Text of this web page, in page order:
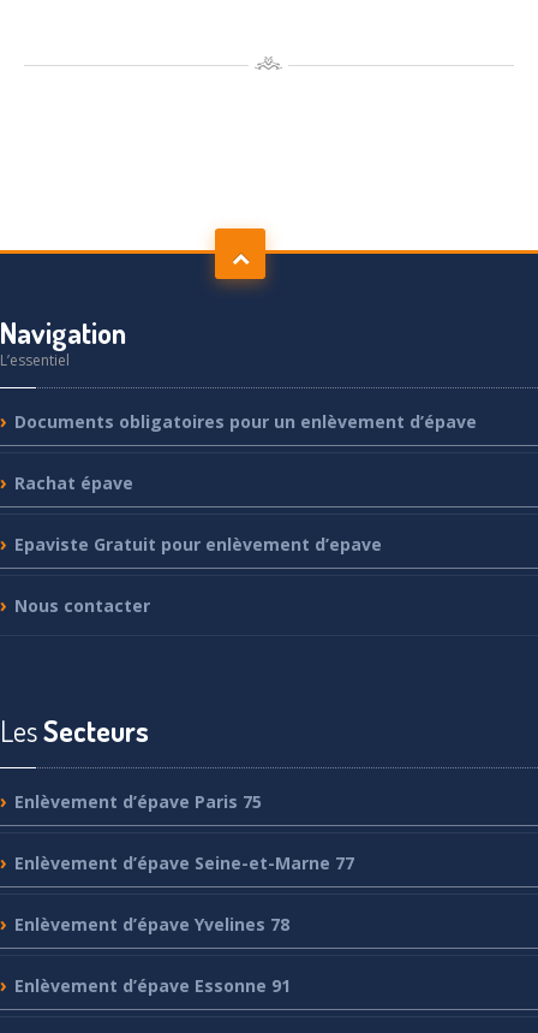
Navigation
L’essentiel
Documents obligatoires pour un enlèvement d’épave
Rachat épave
Epaviste Gratuit pour enlèvement d’epave
Nous contacter
LesSecteurs
Enlèvement d’épave Paris 75
Enlèvement d’épave Seine-et-Marne 77
Enlèvement d’épave Yvelines 78
Enlèvement d’épave Essonne 91